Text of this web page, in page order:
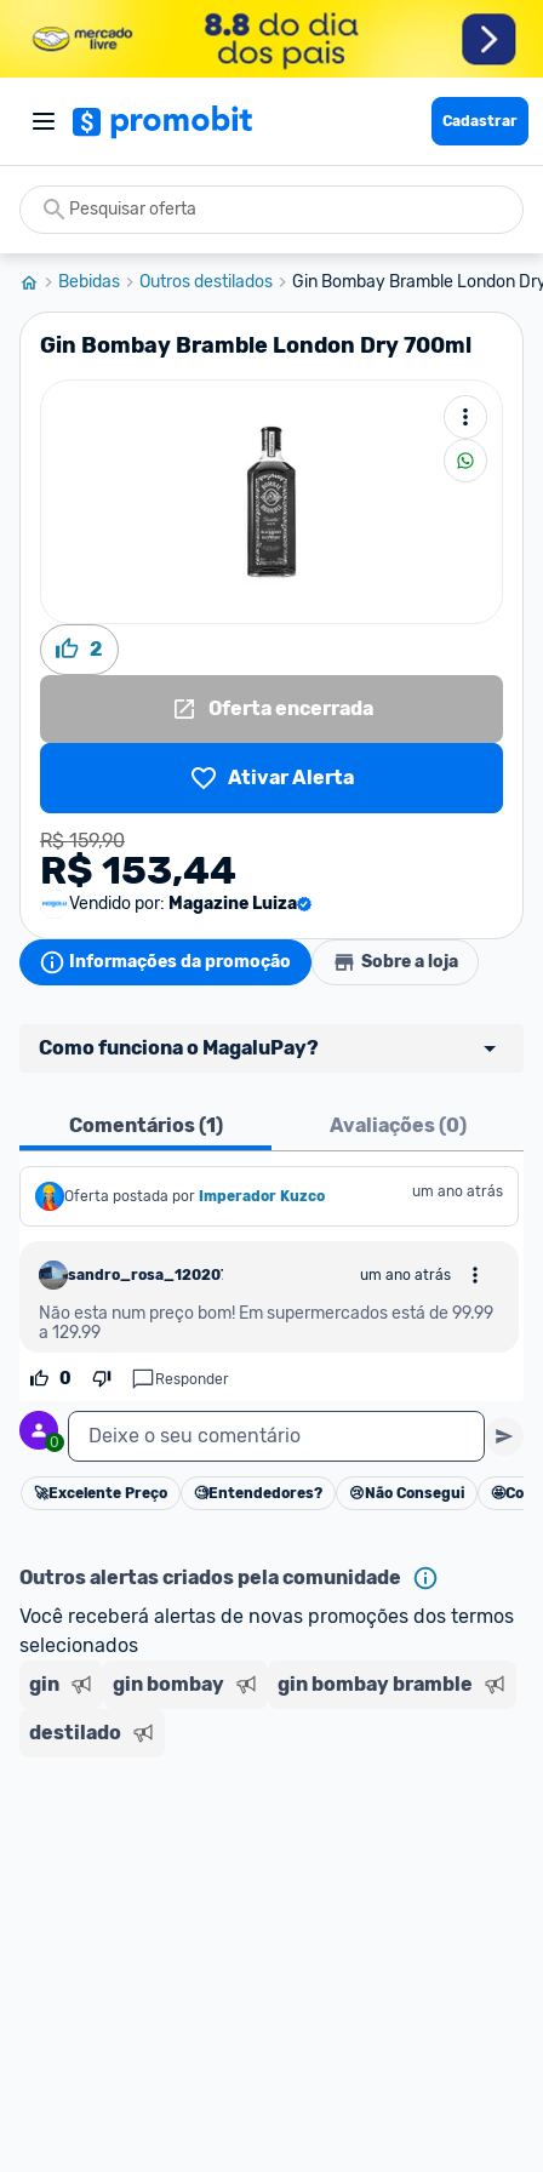
Cadastrar
Bebidas Outros destilados Gin Bombay Bramble London
Gin Bombay Bramble London Dry 700ml
2
Oferta encerrada
Ativar Alerta
R$ 159,90
R$ 153,44
Vendido por: Magazine Luiza
Informações da promoção Sobre a loja
Como funciona o MagaluPay?
se aos detalhes abaixo:
- É necessário ter o valor total da compra (produto
+ frete) em forma de saldo na carteira MagaluPay;
dado para você;
- Você pode transferir a quantia da sua conta
bancária para o MagaluPay por PIX;
- Para parclar compras, é necessário cadastrar seu
Comentários (1) Avaliações (0)
Oferta postada por Imperador Kuzco um ano atrás
sandro_rosa_1202077 um ano atrás
Não esta num preço bom! Em supermercados está de 99.99
a 129.99
0 Responder
0 Deixe o seu comentário
Cancelar
🚀Excelente Preço 🧐Entendedores? 😢 Não Consegui 🤩
Outros alertas criados pela comunidade
Você receberá alertas de novas promoções dos termos
selecionados
gin
gin bombay gin bombay bramble
destilado